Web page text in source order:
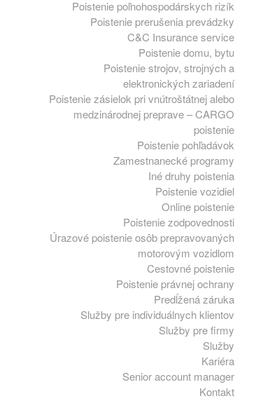
Poistenie poľnohospodárskych rizík
Poistenie prerušenia prevádzky
C&C Insurance service
Poistenie domu, bytu
Poistenie strojov, strojných a
elektronických zariadení
Poistenie zásielok pri vnútroštátnej alebo
medzinárodnej preprave – CARGO
poistenie
Poistenie pohľadávok
Zamestnanecké programy
Iné druhy poistenia
Poistenie vozidiel
Online poistenie
Poistenie zodpovednosti
Úrazové poistenie osôb prepravovaných
motorovým vozidlom
Cestovné poistenie
Poistenie právnej ochrany
Predĺžená záruka
Služby pre individuálnych klientov
Služby pre firmy
Služby
Kariéra
Senior account manager
Kontakt